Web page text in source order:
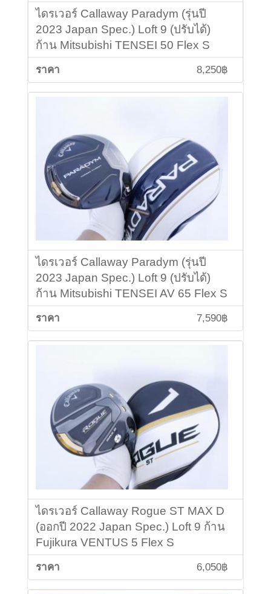
ไดรเวอร์ Callaway Paradym (รุ่นปี
2023 Japan Spec.) Loft 9 (ปรับได้)
ก้าน Mitsubishi TENSEI 50 Flex S
8,250฿
ไดรเวอร์ Callaway Paradym (รุ่นปี
2023 Japan Spec.) Loft 9 (ปรับได้)
ก้าน Mitsubishi TENSEI AV 65 Flex S
7,590฿
ไดรเวอร์ Callaway Rogue ST MAX D
(ออกปี 2022 Japan Spec.) Loft 9 ก้าน
Fujikura VENTUS 5 Flex S
6,050฿